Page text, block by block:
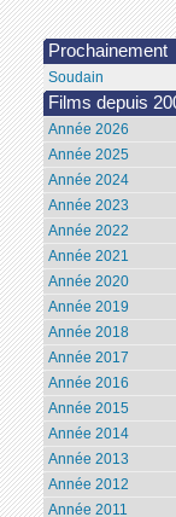
Prochainement
Soudain
Films depuis
Année 2026
Année 2025
Année 2024
Année 2023
Année 2022
Année 2021
Année 2020
Année 2019
Année 2018
Année 2017
Année 2016
Année 2015
Année 2014
Année 2013
Année 2012
Année 2011